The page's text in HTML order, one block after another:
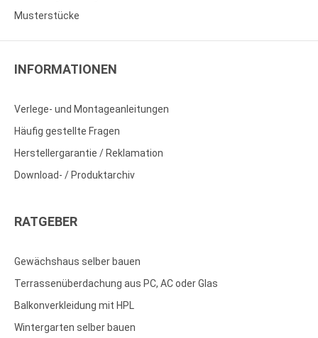
Musterstücke
INFORMATIONEN
Verlege- und Montageanleitungen
Häufig gestellte Fragen
Herstellergarantie / Reklamation
Download- / Produktarchiv
RATGEBER
Gewächshaus selber bauen
Terrassenüberdachung aus PC, AC oder Glas
Balkonverkleidung mit HPL
Wintergarten selber bauen